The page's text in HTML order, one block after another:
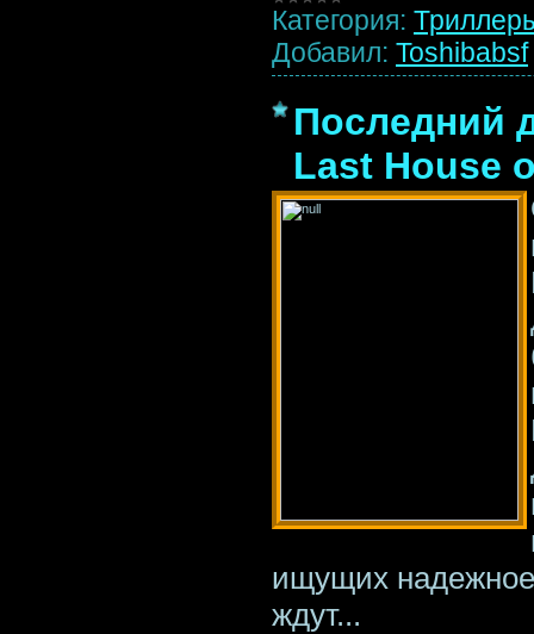
Категория:
Добавил: Toshibabsf
Последний
Last House
ищущих
ждут...